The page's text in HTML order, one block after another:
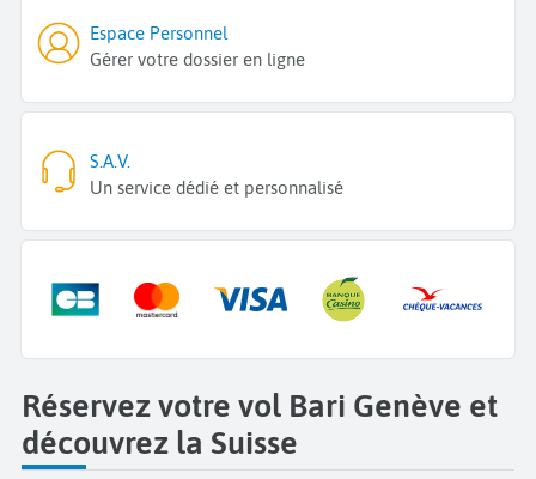
Espace Personnel
Gérer votre dossier en ligne
S.A.V.
Un service dédié et personnalisé
Réservez votre vol Bari Genève et
découvrez la Suisse